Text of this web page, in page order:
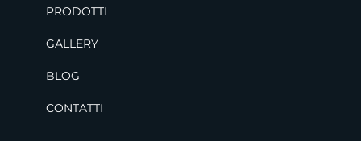
PRODOTTI
GALLERY
BLOG
CONTATTI